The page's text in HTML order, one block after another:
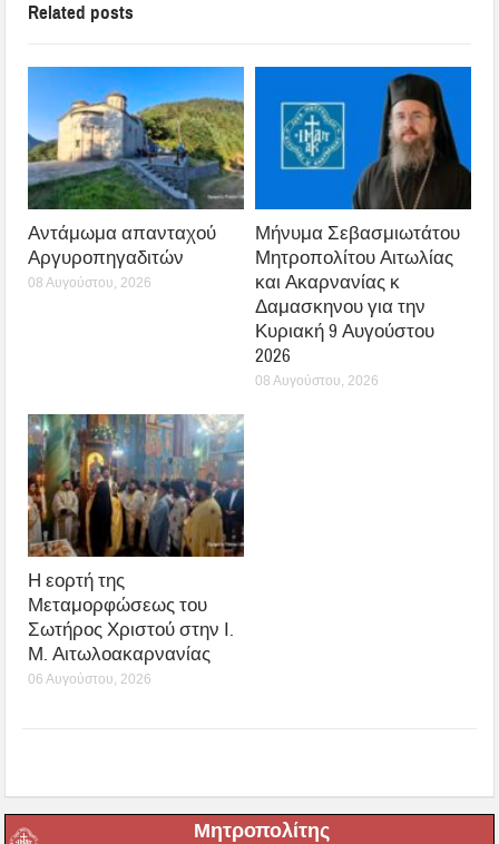
Related posts
Αντάμωμα απανταχού
Αργυροπηγαδιτών
08 Αυγούστου, 2026
Μήνυμα Σεβασμιωτάτου
Μητροπολίτου Αιτωλίας
και Ακαρνανίας κ
Δαμασκηνου για την
Κυριακή 9 Αυγούστου
2026
08 Αυγούστου, 2026
Η εορτή της
Μεταμορφώσεως του
Σωτήρος Χριστού στην Ι.
Μ. Αιτωλοακαρνανίας
06 Αυγούστου, 2026
Μητροπολίτης